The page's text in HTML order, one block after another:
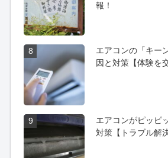
報！
8
エアコンの「キー
因と対策【体験を
9
エアコンがピッピ
対策【トラブル解